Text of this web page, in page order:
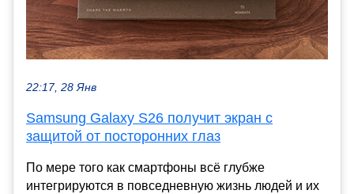
22:17, 28 Янв
Samsung Galaxy S26 получит экран с
защитой от посторонних глаз
По мере того как смартфоны всё глубже
интегрируются в повседневную жизнь людей и их